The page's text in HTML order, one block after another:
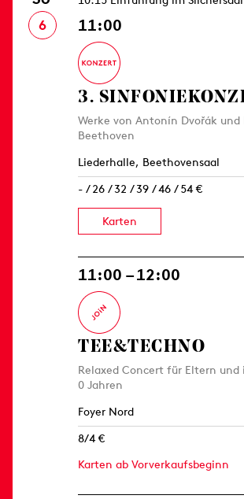
6 11:00
3.
Werke von Antonín Dvořák und
Beethoven
Liederhalle, Beethovensaal
- / 26 / 32 / 39 / 46 / 54 €
Karten
11:00 – 12:00
TEE&TECHNO
Relaxed Concert für Eltern und
0 Jahren
Foyer Nord
8/4 €
Karten ab Vorverkaufsbeginn